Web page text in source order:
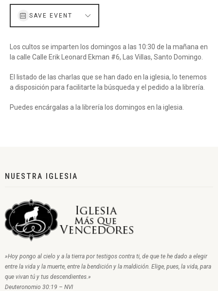
SAVE EVENT
Los cultos se imparten los domingos a las 10:30 de la mañana en
la calle Calle Erik Leonard Ekman #6, Las Villas, Santo Domingo.
El listado de las charlas que se han dado en la iglesia, lo tenemos
a disposición para facilitarte la búsqueda y el pedido a la librería.
Puedes encárgalas a la librería los domingos en la iglesia.
NUESTRA IGLESIA
»Hoy pongo al cielo y a la tierra por testigos contra ti, de que te he dado a elegir
entre la vida y la muerte, entre la bendición y la maldición. Elige, pues, la vida, para
que vivan tú y tus descendientes.»
Deuteronomio 30:19 – NVI